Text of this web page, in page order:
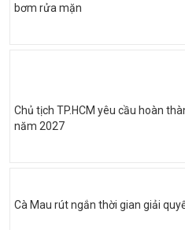
bơm rửa mặn
Chủ tịch TP.HCM yêu cầu hoàn
năm 2027
Cà Mau rút ngắn thời gian giải